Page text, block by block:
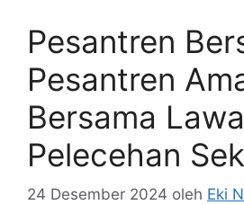
Pesantren
Pesantren
Bersama
Pelecehan
24 Desember 2024 oleh Eki